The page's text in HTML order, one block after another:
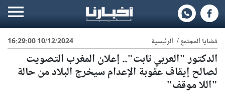
10/12/2024 16:29:00 قضايا المجتمع/ الرئيسية
الدكتور "العربي تابت".. إعلان المغرب التصويت
لصالح إيقاف عقوبة الإعدام سيخرج البلاد من حالة
"اللا موقف"